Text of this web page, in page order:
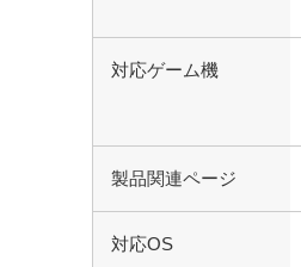
対応ゲーム機
製品関連ページ
対応OS